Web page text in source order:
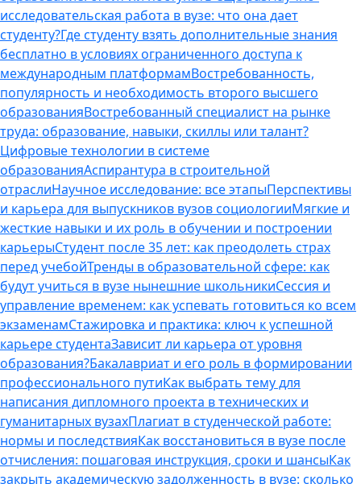
исследовательская работа в вузе: что она дает
студенту?Где студенту взять дополнительные знания
бесплатно в условиях ограниченного доступа к
международным платформамВостребованность,
популярность и необходимость второго высшего
образованияВостребованный специалист на рынке
труда: образование, навыки, скиллы или талант?
Цифровые технологии в системе
образованияАспирантура в строительной
отраслиНаучное исследование: все этапыПерспективы
и карьера для выпускников вузов социологииМягкие и
жесткие навыки и их роль в обучении и построении
карьерыСтудент после 35 лет: как преодолеть страх
перед учебойТренды в образовательной сфере: как
будут учиться в вузе нынешние школьникиСессия и
управление временем: как успевать готовиться ко всем
экзаменамСтажировка и практика: ключ к успешной
карьере студентаЗависит ли карьера от уровня
образования?Бакалавриат и его роль в формировании
профессионального путиКак выбрать тему для
написания дипломного проекта в технических и
гуманитарных вузахПлагиат в студенческой работе:
нормы и последствияКак восстановиться в вузе после
отчисления: пошаговая инструкция, сроки и шансыКак
закрыть академическую задолженность в вузе: сколько